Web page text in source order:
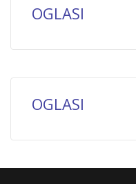
OGLASI
OGLASI